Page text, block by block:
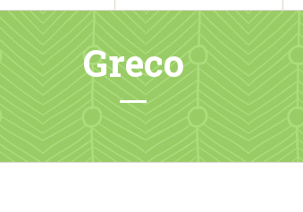
Greco